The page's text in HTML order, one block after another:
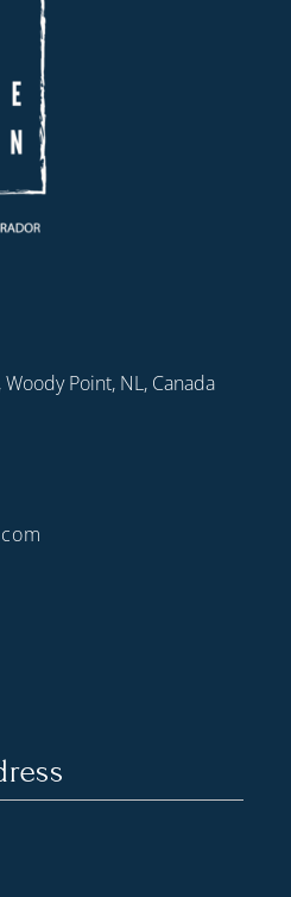
Point, NL, Canada